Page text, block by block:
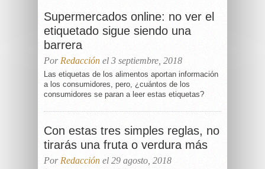
Supermercados online: no ver el
etiquetado sigue siendo una
barrera
Por Redacción el 3 septiembre, 2018
Las etiquetas de los alimentos aportan información
a los consumidores, pero, ¿cuántos de los
consumidores se paran a leer estas etiquetas?
Con estas tres simples reglas, no
tirarás una fruta o verdura más
Por Redacción el 29 agosto, 2018